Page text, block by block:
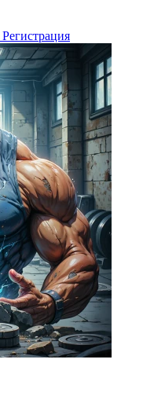
Регистрация